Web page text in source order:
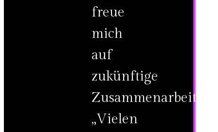
freue
mich
auf
zukünftige
Zusammenarbeit.
„Vielen